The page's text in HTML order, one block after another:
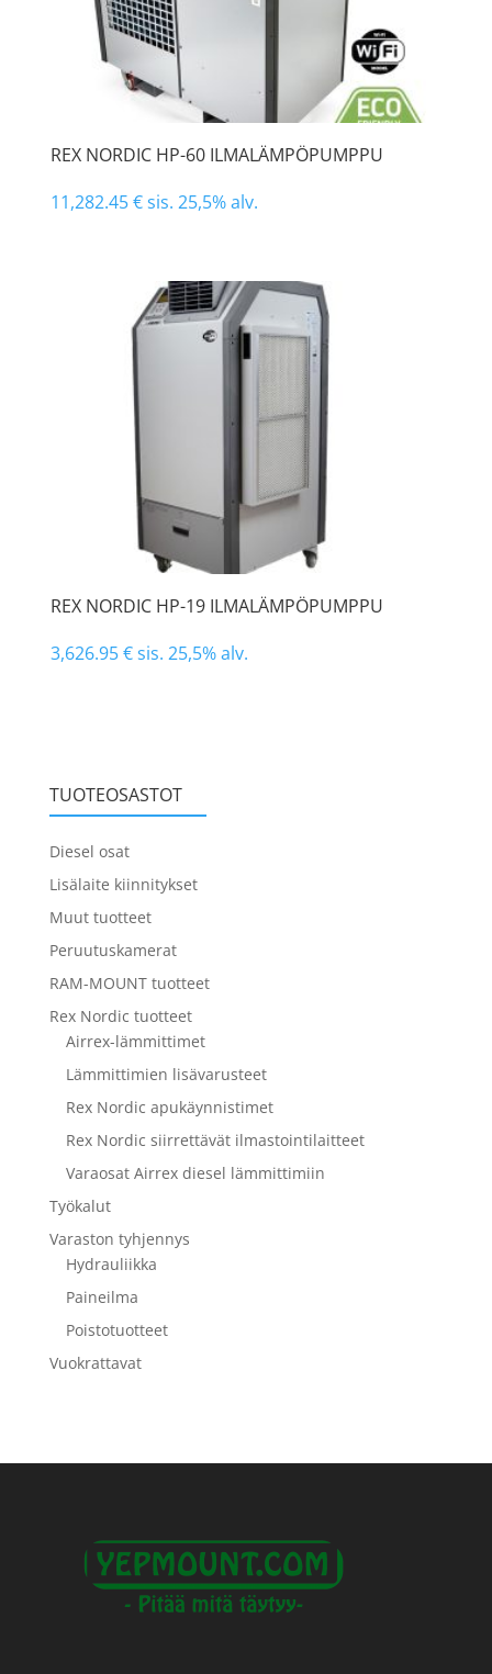
REX NORDIC HP-60 ILMALÄMPÖPUMPPU
11,282.45€sis. 25,5% alv.
REX NORDIC HP-19 ILMALÄMPÖPUMPPU
3,626.95€sis. 25,5% alv.
TUOTEOSASTOT
Diesel osat
Lisälaite kiinnitykset
Muut tuotteet
Peruutuskamerat
RAM-MOUNT tuotteet
Rex Nordic tuotteet
Airrex-lämmittimet
Lämmittimien lisävarusteet
Rex Nordic apukäynnistimet
Rex Nordic siirrettävät ilmastointilaitteet
Varaosat Airrex diesel lämmittimiin
Työkalut
Varaston tyhjennys
Hydrauliikka
Paineilma
Poistotuotteet
Vuokrattavat